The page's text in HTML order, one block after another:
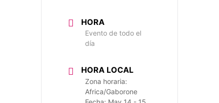
HORA
Evento de todo el
día
HORA LOCAL
Zona horaria:
Africa/Gaborone